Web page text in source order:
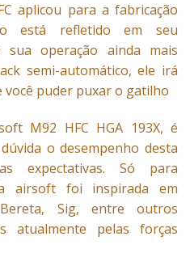
aplicou para a fabricação
está refletido em seu
sua operação ainda mais
semi-automático, ele irá
puder puxar o gatilho
M92 HFC HGA 193X, é
o desempenho desta
expectativas. Só para
airsoft foi inspirada em
Sig, entre outros
atualmente pelas forças